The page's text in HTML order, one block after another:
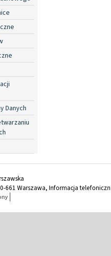
Danych
661 Warszawa, Informacja